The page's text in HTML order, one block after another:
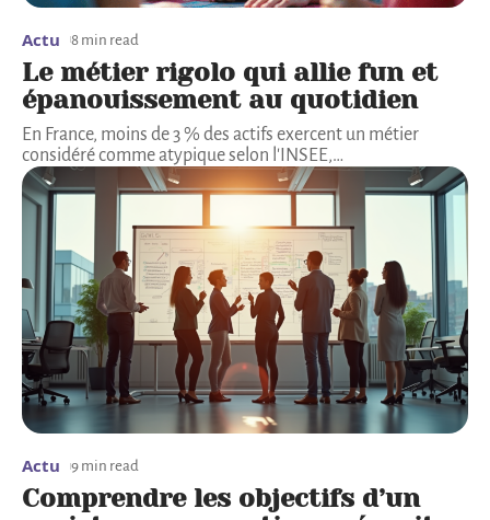
Actu 8 min read
Le métier rigolo qui allie fun et
épanouissement au quotidien
En France, moins de 3 % des actifs exercent un métier
considéré comme atypique selon l'INSEE,…
Actu 9 min read
Comprendre les objectifs d’un